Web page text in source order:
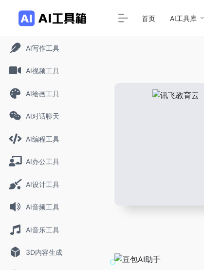
AI写作工具
AI视频工具
AI绘画工具
AI对话聊天
AI编程工具
AI办公工具
AI设计工具
AI音频工具
AI音乐工具
3D内容生成
首页 AI工具库